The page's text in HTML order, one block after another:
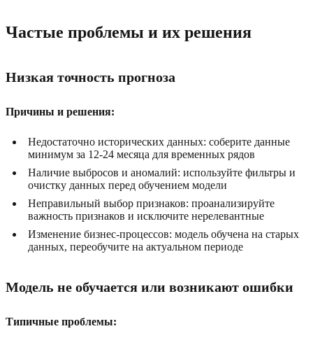
Частые проблемы и их решения
Низкая точность прогноза
Причины и решения:
Недостаточно исторических данных: соберите данные
минимум за 12-24 месяца для временных рядов
Наличие выбросов и аномалий: используйте фильтры и
очистку данных перед обучением модели
Неправильный выбор признаков: проанализируйте
важность признаков и исключите нерелевантные
Изменение бизнес-процессов: модель обучена на старых
данных, переобучите на актуальном периоде
Модель не обучается или возникают ошибки
Типичные проблемы: